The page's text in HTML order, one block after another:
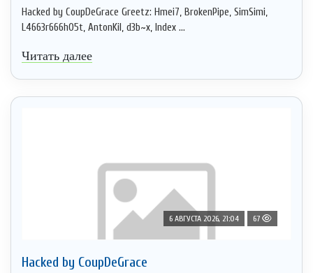
Hacked by CoupDeGrace Greetz: Hmei7, BrokenPipe, SimSimi,
L4663r666h05t, AntonKil, d3b~x, Index ...
Читать далее
6 АВГУСТА 2026, 21:04 67
Hacked by CoupDeGrace